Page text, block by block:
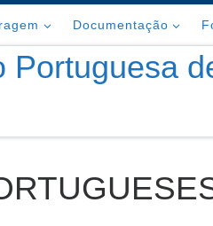
Documentação
Portuguesa